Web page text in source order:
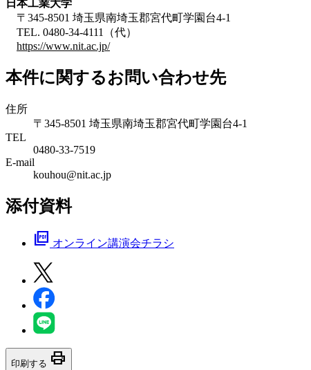
日本工業大学
〒345-8501 埼玉県南埼玉郡宮代町学園台4-1
TEL. 0480-34-4111（代）
https://www.nit.ac.jp/
本件に関するお問い合わせ先
住所
〒345-8501 埼玉県南埼玉郡宮代町学園台4-1
TEL
0480-33-7519
E-mail
kouhou@nit.ac.jp
添付資料
picture_as_pdf オンライン講演会チラシ
印刷する print